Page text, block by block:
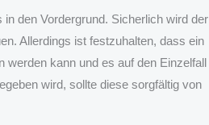
den Vordergrund. Sicherlich wird der
Allerdings ist festzuhalten, dass ein
werden kann und es auf den Einzelfall
wird, sollte diese sorgfältig von